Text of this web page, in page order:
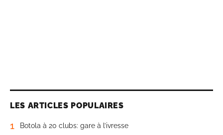
LES ARTICLES POPULAIRES
1 Botola à 20 clubs: gare à l’ivresse